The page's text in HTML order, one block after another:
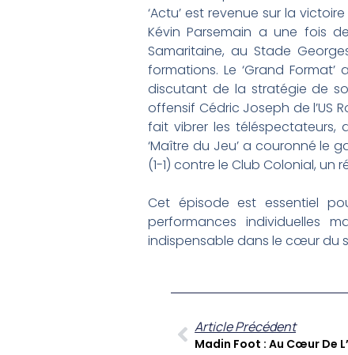
‘Actu’ est revenue sur la
Kévin Parsemain a une fois
Samaritaine, au Stade
formations. Le ‘Grand
discutant de la stratégie de
offensif Cédric Joseph de l’US
fait vibrer les téléspectateurs,
‘Maître du Jeu’ a couronné le
(1-1) contre le Club Colonial,
Cet épisode est essentiel
performances individuelles
indispensable dans le cœur du
Article Précédent